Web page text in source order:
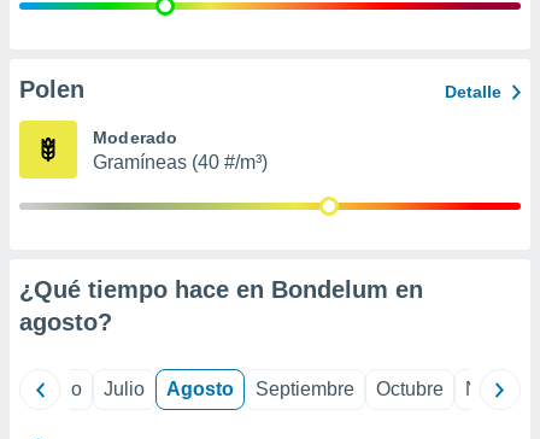
e
publicidad
Polen Detalle
Moderado
Gramíneas (40 #/m³)
¿Qué tiempo hace en Bondelum en
agosto?
Junio Julio Agosto Septiembre Octubre